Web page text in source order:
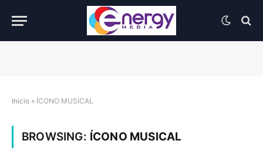
Inicio » ÍCONO MUSICAL
BROWSING: ÍCONO MUSICAL